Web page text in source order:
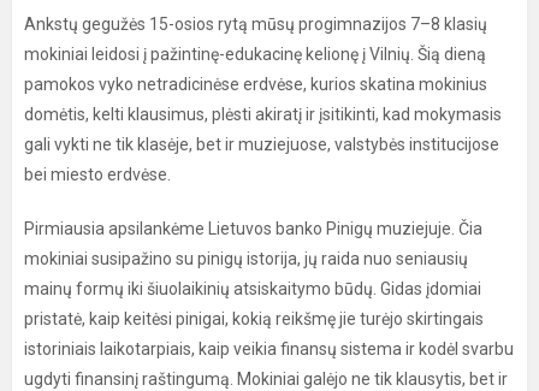
Ankstų gegužės 15-osios rytą mūsų progimnazijos 7–8 klasių
mokiniai leidosi į pažintinę-edukacinę kelionę į Vilnių. Šią dieną
pamokos vyko netradicinėse erdvėse, kurios skatina mokinius
domėtis, kelti klausimus, plėsti akiratį ir įsitikinti, kad mokymasis
gali vykti ne tik klasėje, bet ir muziejuose, valstybės institucijose
bei miesto erdvėse.
Pirmiausia apsilankėme Lietuvos banko Pinigų muziejuje. Čia
mokiniai susipažino su pinigų istorija, jų raida nuo seniausių
mainų formų iki šiuolaikinių atsiskaitymo būdų. Gidas įdomiai
pristatė, kaip keitėsi pinigai, kokią reikšmę jie turėjo skirtingais
istoriniais laikotarpiais, kaip veikia finansų sistema ir kodėl svarbu
ugdyti finansinį raštingumą. Mokiniai galėjo ne tik klausytis, bet ir